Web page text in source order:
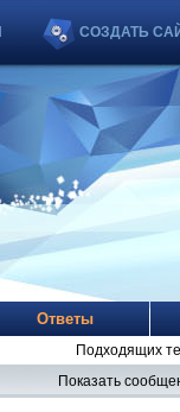
СОЗДАТЬ
Ответы
Подходящих
Показать